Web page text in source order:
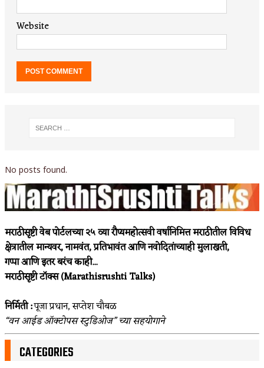
Website
No posts found.
मराठीसृष्टी वेब पोर्टलच्या २५ व्या रौप्यमहोत्सवी वर्षानिमित्त मराठीतील विविध
क्षेत्रातील मान्यवर, नामवंत, प्रतिभावंत आणि नवोदितांच्याही मुलाखती,
गप्पा आणि इतर बरंच काही...
मराठीसृष्टी टॉक्स (Marathisrushti Talks)
निर्मिती :पूजा प्रधान, सप्तेश चौबळ
“वन आईड ऑक्टोपस स्टुडिओज” च्या सहयोगाने
CATEGORIES